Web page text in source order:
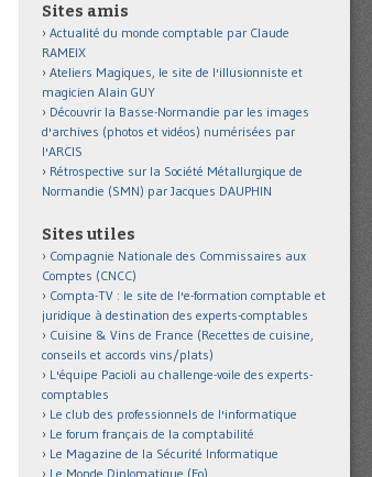
Sites amis
Actualité du monde comptable par Claude
RAMEIX
Ateliers Magiques, le site de l'illusionniste et
magicien Alain GUY
Découvrir la Basse-Normandie par les images
d'archives (photos et vidéos) numérisées par
l'ARCIS
Rétrospective sur la Société Métallurgique de
Normandie (SMN) par Jacques DAUPHIN
Sites utiles
Compagnie Nationale des Commissaires aux
Comptes (CNCC)
Compta-TV : le site de l'e-formation comptable et
juridique à destination des experts-comptables
Cuisine & Vins de France (Recettes de cuisine,
conseils et accords vins/plats)
L'équipe Pacioli au challenge-voile des experts-
comptables
Le club des professionnels de l'informatique
Le forum français de la comptabilité
Le Magazine de la Sécurité Informatique
Le Monde Diplomatique (Eo)